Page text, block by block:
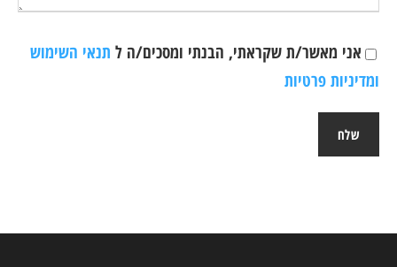
אני מאשר/ת שקראתי, הבנתי ומסכים/ה ל תנאי השימוש
ומדיניות פרטיות